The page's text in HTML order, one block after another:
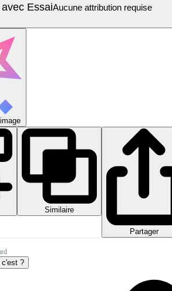
EssaiAucune attribution requise
Similaire
Partager
c'est ?